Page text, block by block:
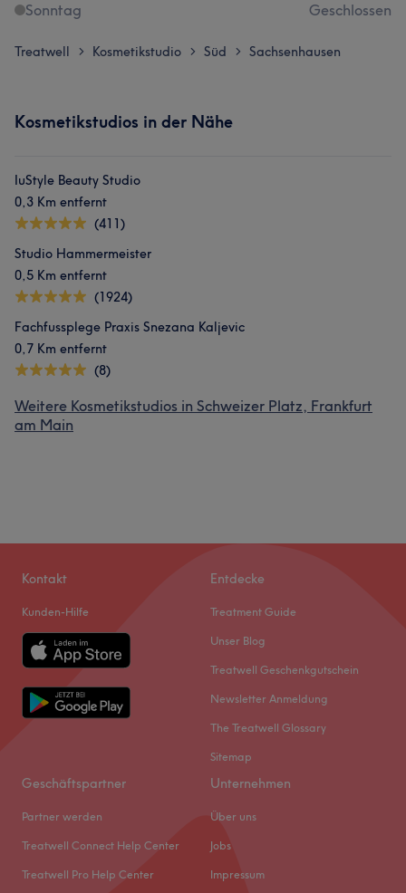
Sonntag
Geschlossen
Treatwell > Kosmetikstudio > Süd > Sachsenhausen
Kosmetikstudios in der Nähe
IuStyle Beauty Studio
0,3 Km entfernt
(411)
Studio Hammermeister
0,5 Km entfernt
(1924)
Fachfussplege Praxis Snezana Kaljevic
0,7 Km entfernt
(8)
Weitere Kosmetikstudios in Schweizer Platz, Frankfurt
am Main
Kontakt
Kunden-Hilfe
Entdecke
Treatment Guide
Unser Blog
Treatwell Geschenkgutschein
Newsletter Anmeldung
The Treatwell Glossary
Sitemap
Geschäftspartner
Partner werden
Treatwell Connect Help Center
Treatwell Pro Help Center
Unternehmen
Über uns
Jobs
Impressum